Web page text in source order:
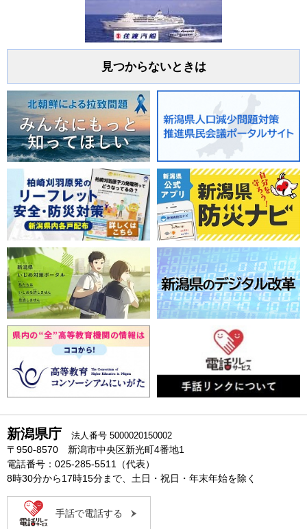
見つからないときは
新潟県庁 法人番号 5000020150002
〒950-8570 新潟市中央区新光町4番地1
電話番号：025-285-5511（代表）
8時30分から17時15分まで、土日・祝日・年末年始を除く
手話で電話する